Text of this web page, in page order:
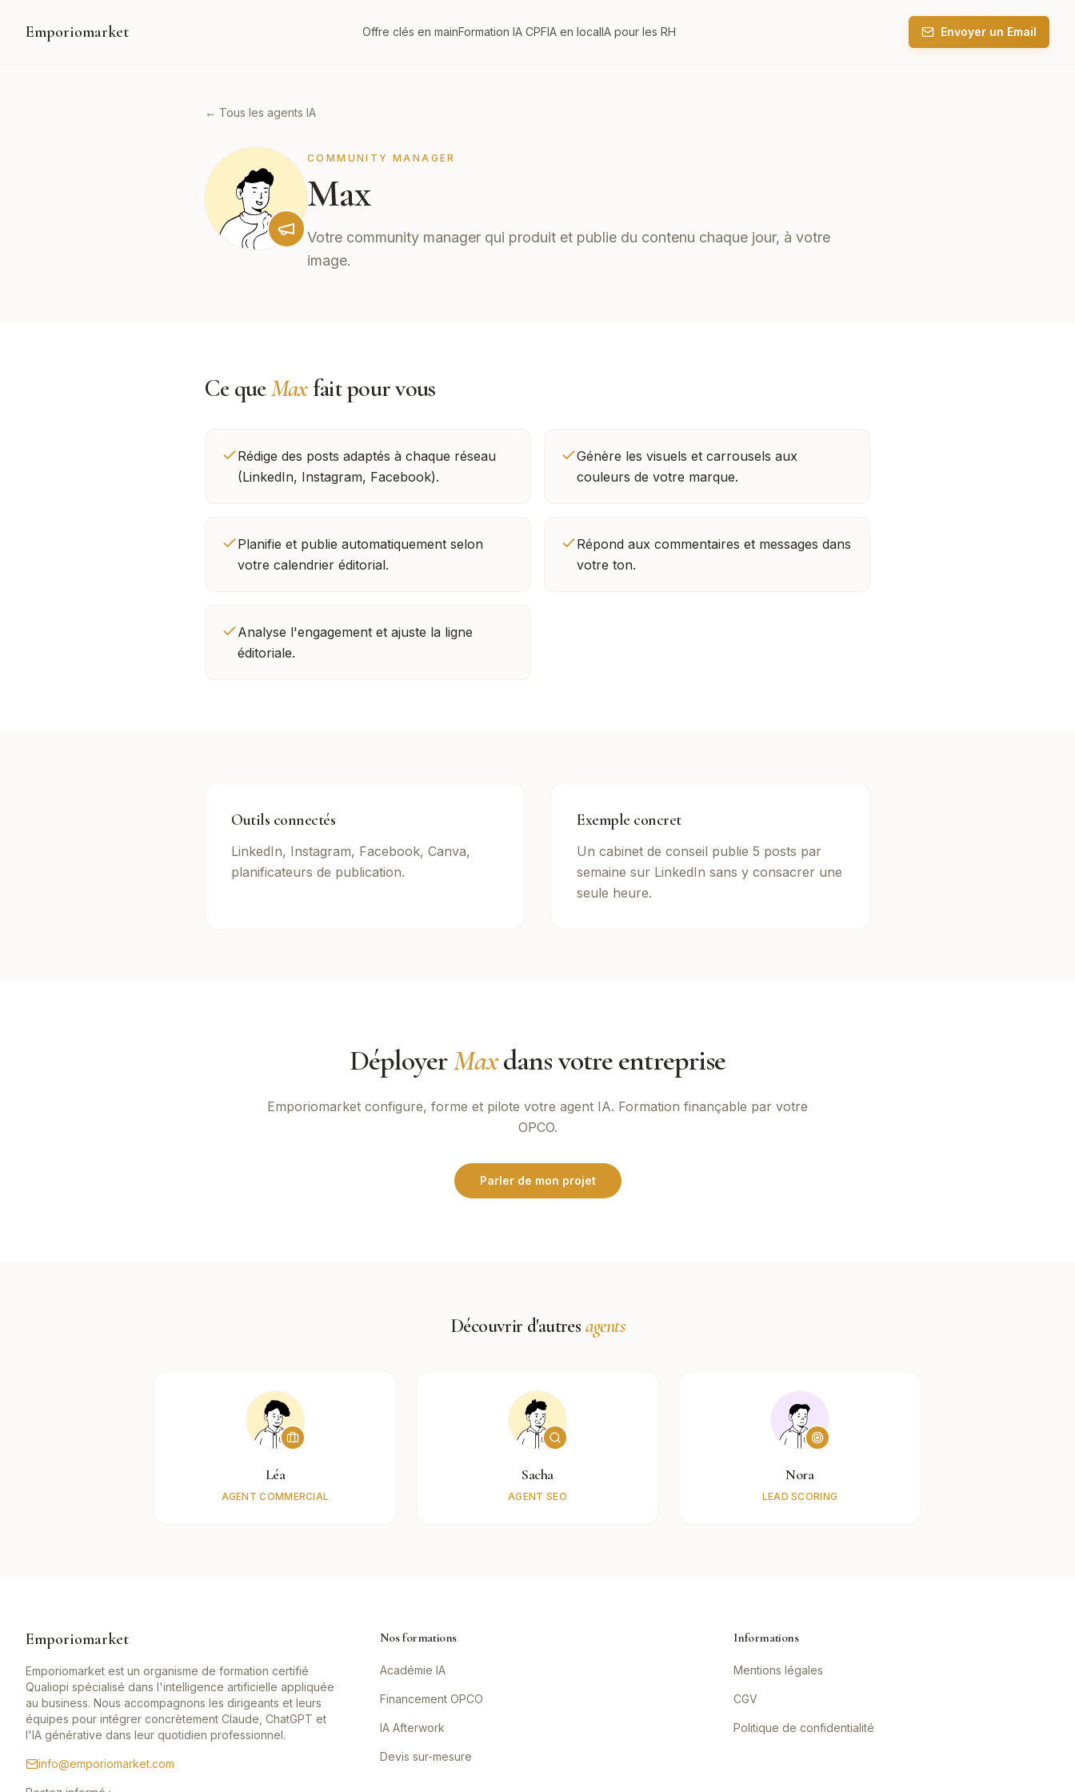
Emporiomarket Offre clés en mainFormation IA CPFIA en localIA pour les RH Envoyer un Email
← Tous les agents IA
COMMUNITY MANAGER
Max
Votre community manager qui produit et publie du contenu chaque jour, à votre
image.
Ce queMaxfait pour vous
Rédige des posts adaptés à chaque réseau
(LinkedIn, Instagram, Facebook).
Génère les visuels et carrousels aux
couleurs de votre marque.
Planifie et publie automatiquement selon
votre calendrier éditorial.
Répond aux commentaires et messages dans
votre ton.
Analyse l'engagement et ajuste la ligne
éditoriale.
Outils connectés
LinkedIn, Instagram, Facebook, Canva,
planificateurs de publication.
Exemple concret
Un cabinet de conseil publie 5 posts par
semaine sur LinkedIn sans y consacrer une
seule heure.
DéployerMaxdans votre entreprise
Emporiomarket configure, forme et pilote votre agent IA. Formation finançable par votre
OPCO.
Parler de mon projet
Découvrir d'autres agents
Léa
AGENT COMMERCIAL
Sacha
AGENT SEO
Nora
LEAD SCORING
Emporiomarket
Emporiomarket est un organisme de formation certifié
Qualiopi spécialisé dans l'intelligence artificielle appliquée
au business. Nous accompagnons les dirigeants et leurs
équipes pour intégrer concrètement Claude, ChatGPT et
l'IA générative dans leur quotidien professionnel.
info@emporiomarket.com
Nos formations
Académie IA
Financement OPCO
IA Afterwork
Devis sur-mesure
Informations
Mentions légales
CGV
Politique de confidentialité